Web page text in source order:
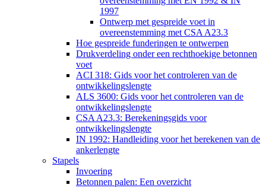
1997
Ontwerp met gespreide voet in
overeenstemming met CSA A23.3
Hoe gespreide funderingen te ontwerpen
Drukverdeling onder een rechthoekige betonnen
voet
ACI 318: Gids voor het controleren van de
ontwikkelingslengte
ALS 3600: Gids voor het controleren van de
ontwikkelingslengte
CSA A23.3: Berekeningsgids voor
ontwikkelingslengte
IN 1992: Handleiding voor het berekenen van de
ankerlengte
Stapels
Invoering
Betonnen palen: Een overzicht